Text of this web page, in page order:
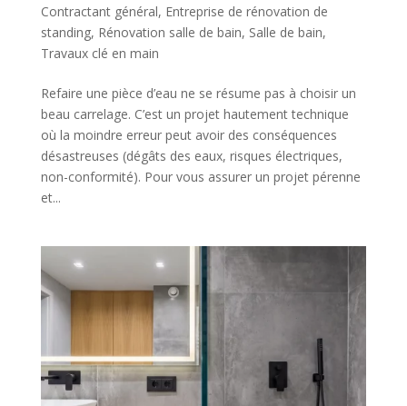
Contractant général, Entreprise de rénovation de
standing, Rénovation salle de bain, Salle de bain,
Travaux clé en main
Refaire une pièce d’eau ne se résume pas à choisir un
beau carrelage. C’est un projet hautement technique
où la moindre erreur peut avoir des conséquences
désastreuses (dégâts des eaux, risques électriques,
non-conformité). Pour vous assurer un projet pérenne
et...